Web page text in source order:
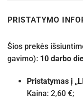
PRISTATYMO
Šios prekės
gavimo): 10 darbo
Pristatymas į
Kaina: 2,60 €;